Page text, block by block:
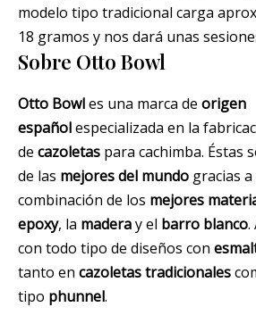
modelo tipo tradicional carga
18 gramos y nos dará unas
Sobre Otto Bowl
Otto Bowles una marca de origen
españolespecializada en la
de cazoletas para cachimba. Éstas
de las mejores del mundo gracias
combinación de los mejores
epoxy, la maderay el barro blanco.
con todo tipo de diseños con
tanto en cazoletas tradicionales
tipo phunnel.